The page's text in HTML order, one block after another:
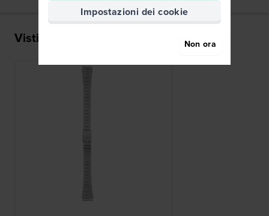
Visti di recente
Impostazioni dei cookie
Non ora